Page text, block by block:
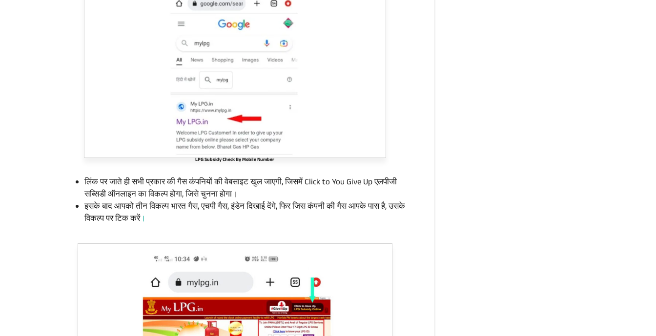
LPG Subsidy Check By Mobile Number
लिंक पर जाते ही सभी प्रकार की गैस कंपनियों की वेबसाइट खुल जाएगी, जिसमें Click to You Give Up एलपीजी
सब्सिडी ऑनलाइन का विकल्प होगा, जिसे चुनना होगा।
इसके बाद आपको तीन विकल्प भारत गैस, एचपी गैस, इंडेन दिखाई देंगे, फिर जिस कंपनी की गैस आपके पास है, उसके
विकल्प पर टिक करें।